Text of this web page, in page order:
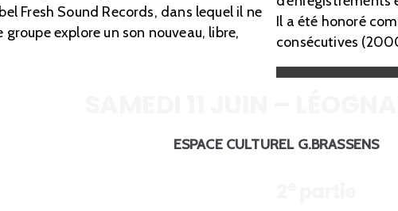
Fresh Sound Records, dans lequel il ne
explore un son nouveau, libre,
Il a été honoré
consécutives
ESPACE CULTUREL G.BRASSENS